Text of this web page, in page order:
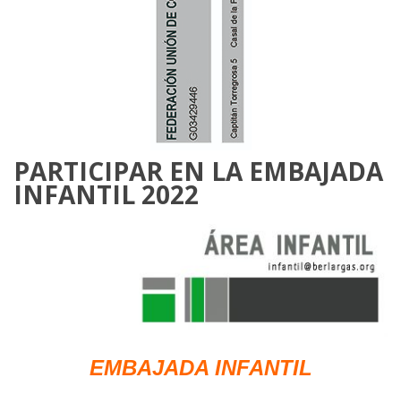
PARTICIPAR EN LA EMBAJADA
INFANTIL 2022
EMBAJADA INFANTIL